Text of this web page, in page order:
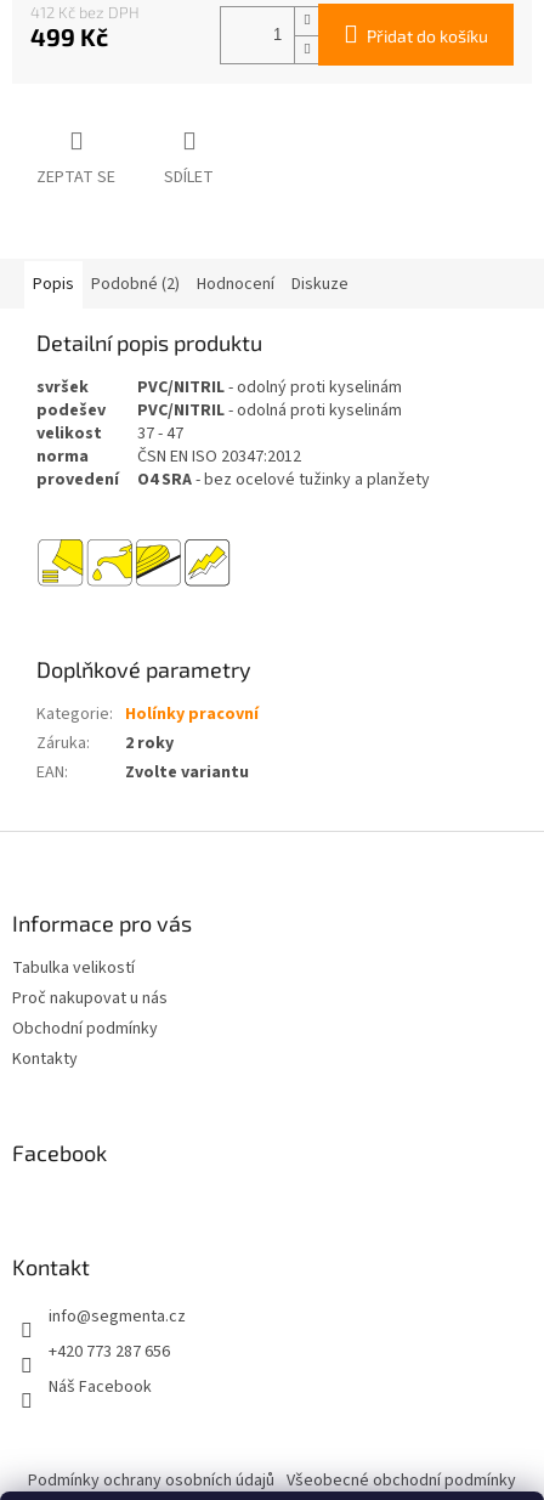
ZEPTAT SE SDÍLET
412 Kč
499 Kč Přidat do košíku
Popis Podobné (2) Hodnocení Diskuze
Detailní popis produktu
svršek PVC/NITRIL- odolný proti kyselinám
podešev
PVC/NITRIL- odolná proti kyselinám
velikost
37 - 47
norma
ČSN EN ISO 20347:2012
provedení
O4 SRA- bez ocelové tužinky a planžety
Doplňkové parametry
Kategorie: Holínky pracovní
Záruka:
2 roky
EAN: Zvolte variantu
Informace pro vás
Tabulka velikostí
Proč nakupovat u nás
Obchodní podmínky
Kontakty
Facebook
Kontakt
info@segmenta.cz
+420 773 287 656
Náš Facebook
Podmínky ochrany osobních údajů Všeobecné obchodní podmínky